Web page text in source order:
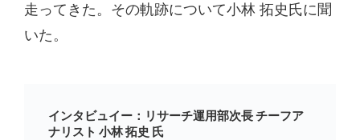
走ってきた。その軌跡について小林 拓史氏に聞
いた。
インタビュイー：リサーチ運用部次長 チーフア
ナリスト 小林 拓史 氏